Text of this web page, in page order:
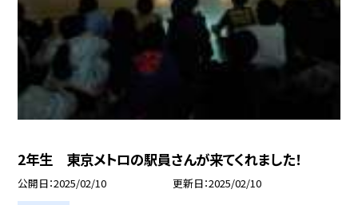
2年生 東京メトロの駅員さんが来てくれました！
公開日 2025/02/10 更新日 2025/02/10